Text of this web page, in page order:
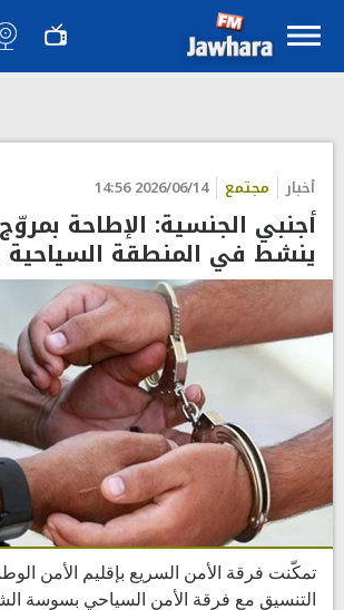
أخبار مجتمع 2026/06/14 14:56
أجنبي الجنسية: الإطاحة
ينشط في المنطقة السياحية
تمكّنت فرقة الأمن السريع بإقليم الأمن
التنسيق مع فرقة الأمن السياحي بسوسة